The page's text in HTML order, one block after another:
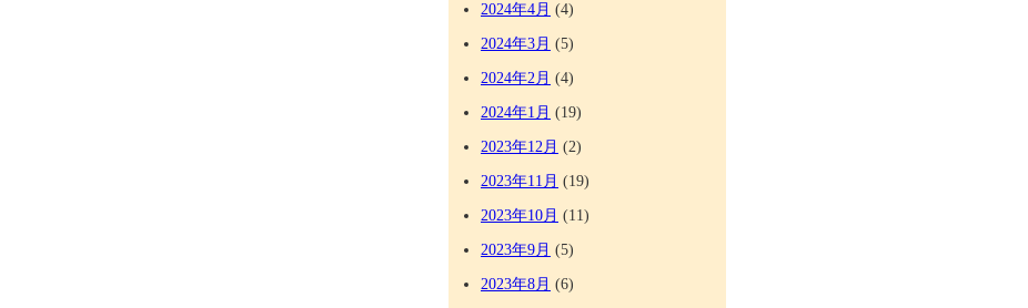
2024年4月 (4)
2024年3月 (5)
2024年2月 (4)
2024年1月 (19)
2023年12月 (2)
2023年11月 (19)
2023年10月 (11)
2023年9月 (5)
2023年8月 (6)